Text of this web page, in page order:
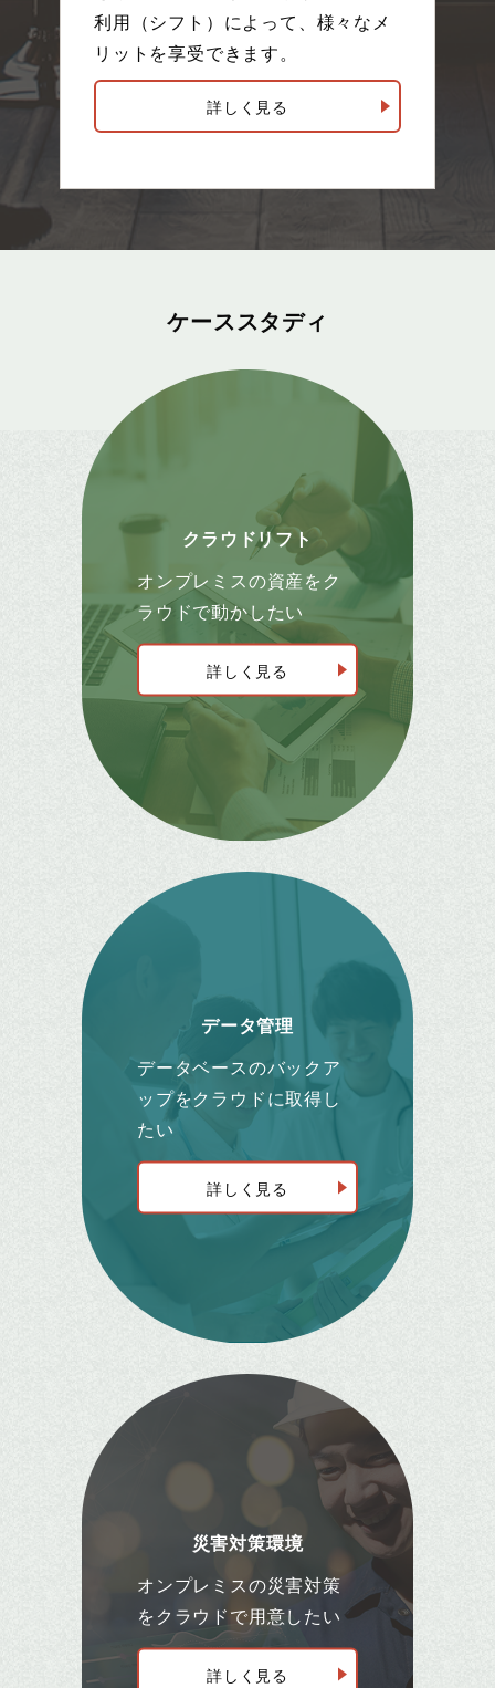
利用（シフト）によって、様々なメ
リットを享受できます。
詳しく見る
ケーススタディ
クラウドリフト
オンプレミスの資産をク
ラウドで動かしたい
詳しく見る
データ管理
データベースのバックア
ップをクラウドに取得し
たい
詳しく見る
災害対策環境
オンプレミスの災害対策
をクラウドで用意したい
詳しく見る